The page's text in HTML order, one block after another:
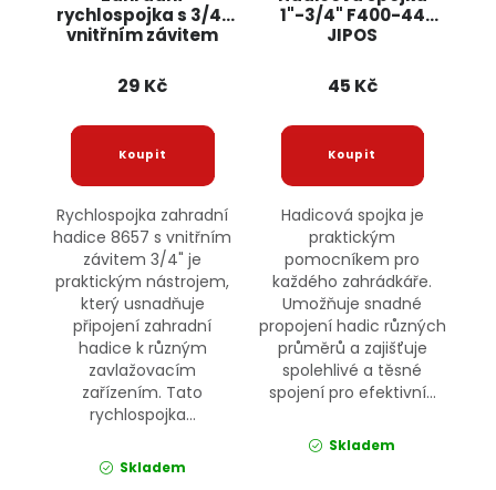
rychlospojka s 3/4"
vnitřním závitem
29 Kč
Rychlospojka zahradní
hadice 8657 s vnitřním
závitem 3/4" je
praktickým nástrojem,
který usnadňuje
připojení zahradní
hadice k různým
zavlažovacím
zařízením. Tato
rychlospojka...
Skladem
1"-3/4" F400-44
JIPOS
45 Kč
Hadicová spojka je
praktickým
pomocníkem pro
každého zahrádkáře.
Umožňuje snadné
propojení hadic různých
průměrů a zajišťuje
spolehlivé a těsné
spojení pro efektivní...
Skladem